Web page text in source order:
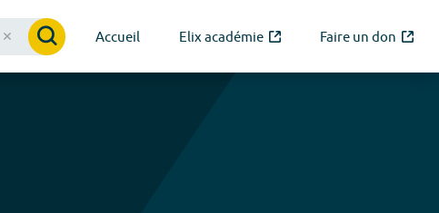
Accueil Elix académie Faire un don